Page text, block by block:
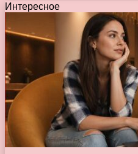
Интересное